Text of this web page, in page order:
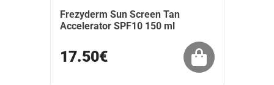
Frezyderm Sun Screen Tan
Accelerator SPF10 150 ml
17.50€